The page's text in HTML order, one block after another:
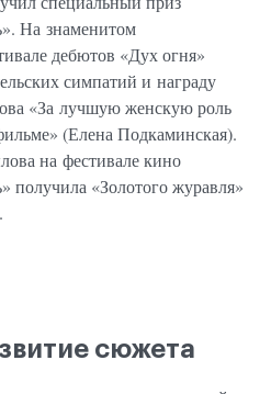
На знаменитом
дебютов «Дух огня»
симпатий и награду
«За лучшую женскую роль
(Елена Подкаминская).
на фестивале кино
получила «Золотого журавля»
сюжета